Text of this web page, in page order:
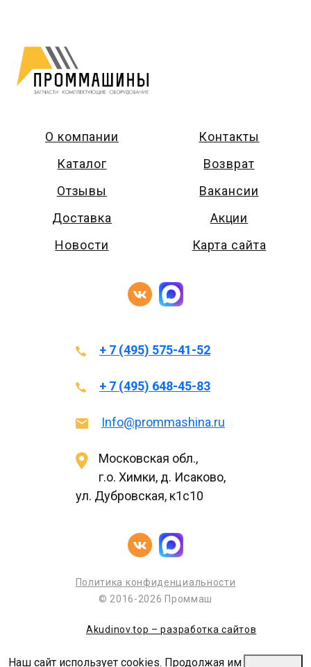
О компании
Каталог
Отзывы
Доставка
Новости
Контакты
Возврат
Вакансии
Акции
Карта сайта
+ 7 (495) 575-41-52
+ 7 (495) 648-45-83
Info@prommashina.ru
Московская обл.,
г.о. Химки, д. Исаково,
ул. Дубровская, к1с10
Политика конфиденциальности
© 2016-2026 Проммаш
Akudinov.top – разработка сайтов
Наш сайт использует cookies. Продолжая им